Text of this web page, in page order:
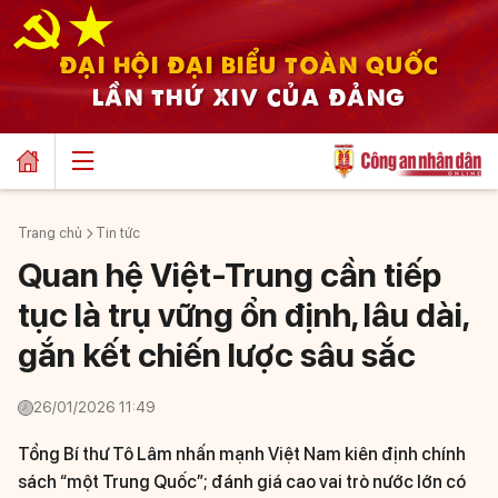
ĐẠI HỘI ĐẠI BIỂU TOÀN QUỐC
LẦN THỨ XIV CỦA ĐẢNG
Trang chủ Tin tức
Quan hệ Việt-Trung cần tiếp
tục là trụ vững ổn định, lâu dài,
gắn kết chiến lược sâu sắc
26/01/2026 11:49
Tổng Bí thư Tô Lâm nhấn mạnh Việt Nam kiên định chính
sách “một Trung Quốc”; đánh giá cao vai trò nước lớn có